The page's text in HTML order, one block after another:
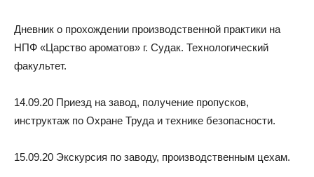
Дневник о прохождении производственной практики на
НПФ «Царство ароматов» г. Судак. Технологический
факультет.
14.09.20 Приезд на завод, получение пропусков,
инструктаж по Охране Труда и технике безопасности.
15.09.20 Экскурсия по заводу, производственным цехам.